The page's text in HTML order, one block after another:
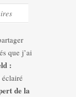
que j’ai
:
de la